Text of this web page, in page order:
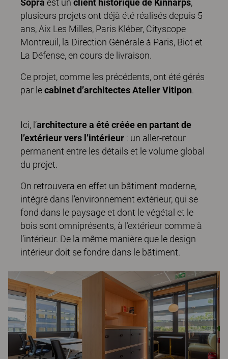
Sopra est un client historique de Kinnarps,
plusieurs projets ont déjà été réalisés depuis 5
ans, Aix Les Milles, Paris Kléber, Cityscope
Montreuil, la Direction Générale à Paris, Biot et
La Défense, en cours de livraison.
Ce projet, comme les précédents, ont été gérés
par lecabinet d’architectes Atelier Vitipon.
Ici, l’architecture a été créée en partant de
l’extérieur vers l’intérieur : un aller-retour
permanent entre les détails et le volume global
du projet.
On retrouvera en effet un bâtiment moderne,
intégré dans l’environnement extérieur, qui se
fond dans le paysage et dont le végétal et le
bois sont omniprésents, à l’extérieur comme à
l’intérieur. De la même manière que le design
intérieur doit se fondre dans le bâtiment.